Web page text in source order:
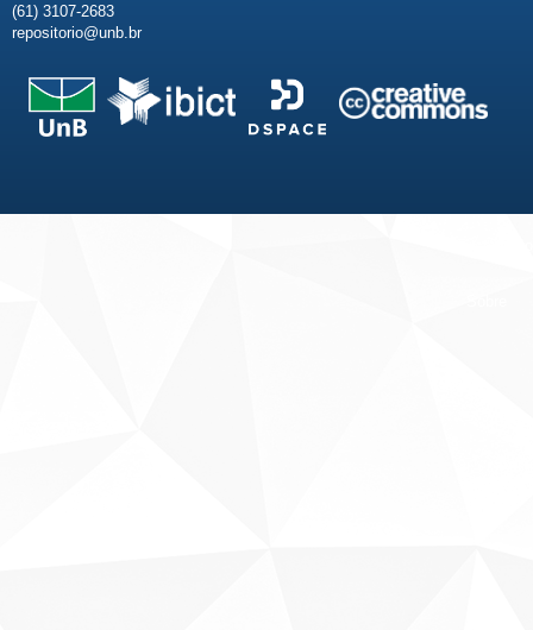
(61) 3107-2683
repositorio@unb.br